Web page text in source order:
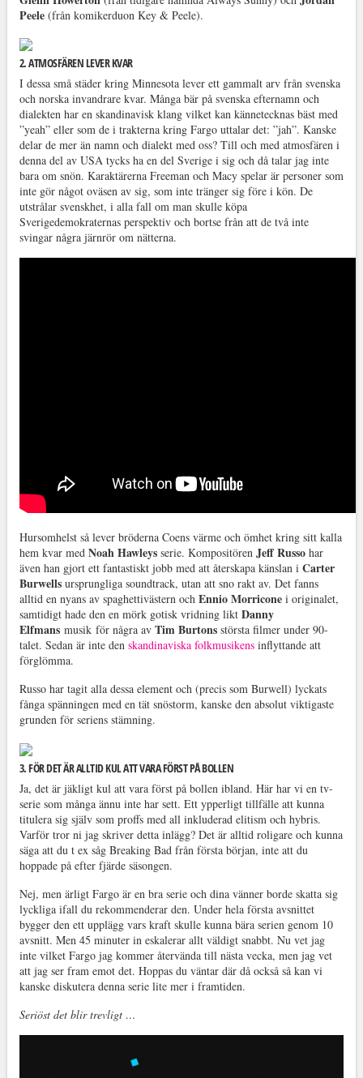
Peele (från komikerduon Key & Peele).
2. ATMOSFÄREN LEVER KVAR
I dessa små städer kring Minnesota lever ett gammalt arv från svenska
och norska invandrare kvar. Många bär på svenska efternamn och
dialekten har en skandinavisk klang vilket kan kännetecknas bäst med
”yeah” eller som de i trakterna kring Fargo uttalar det: ”jah”. Kanske
delar de mer än namn och dialekt med oss? Till och med atmosfären i
denna del av USA tycks ha en del Sverige i sig och då talar jag inte
bara om snön. Karaktärerna Freeman och Macy spelar är personer som
inte gör något oväsen av sig, som inte tränger sig före i kön. De
utstrålar svenskhet, i alla fall om man skulle köpa
Sverigedemokraternas perspektiv och bortse från att de två inte
svingar några järnrör om nätterna.
Hursomhelst så lever bröderna Coens värme och ömhet kring sitt kalla
hem kvar med Noah Hawleysserie. Kompositören Jeff Russo har
även han gjort ett fantastiskt jobb med att återskapa känslan i Carter
Burwellsursprungliga soundtrack, utan att sno rakt av. Det fanns
alltid en nyans av spaghettivästern och Ennio Morriconei originalet,
samtidigt hade den en mörk gotisk vridning likt Danny
Elfmans musik för några av Tim Burtonsstörsta filmer under 90-
talet. Sedan är inte den skandinaviska folkmusikensinflyttande att
förglömma.
Russo har tagit alla dessa element och (precis som Burwell) lyckats
fånga spänningen med en tät snöstorm, kanske den absolut viktigaste
grunden för seriens stämning.
3. FÖR DET ÄR ALLTID KUL ATT VARA FÖRST PÅ BOLLEN
Ja, det är jäkligt kul att vara först på bollen ibland. Här har vi en tv-
serie som många ännu inte har sett. Ett ypperligt tillfälle att kunna
titulera sig själv som proffs med all inkluderad elitism och hybris.
Varför tror ni jag skriver detta inlägg? Det är alltid roligare och kunna
säga att du t ex såg Breaking Bad från första början, inte att du
hoppade på efter fjärde säsongen.
Nej, men ärligt Fargo är en bra serie och dina vänner borde skatta sig
lyckliga ifall du rekommenderar den. Under hela första avsnittet
bygger den ett upplägg vars kraft skulle kunna bära serien genom 10
avsnitt. Men 45 minuter in eskalerar allt väldigt snabbt. Nu vet jag
inte vilket Fargo jag kommer återvända till nästa vecka, men jag vet
att jag ser fram emot det. Hoppas du väntar där då också så kan vi
kanske diskutera denna serie lite mer i framtiden.
Seriöst det blir trevligt …